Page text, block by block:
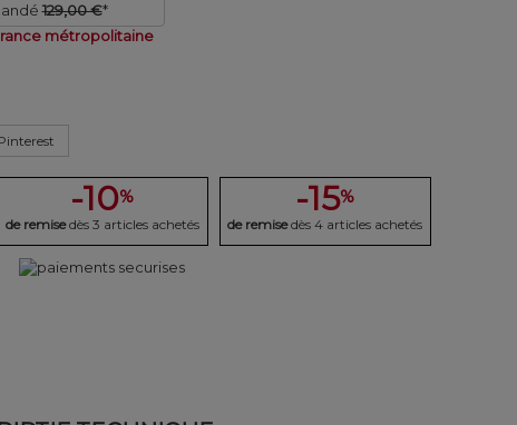
129,00 €*
métropolitaine
-10%
de remise dès 3 articles achetés
-15%
de remise dès 4 articles achetés